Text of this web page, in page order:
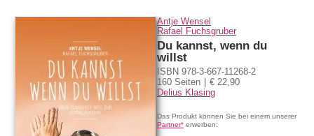
Antje Wensel
Rafael Fuchsgruber
Du kannst, wenn du
willst
ISBN 978-3-667-11268-2
160 Seiten
€ 22,90
Delius Klasing
Das Produkt können Sie bei einem unserer
Partner* erwerben: